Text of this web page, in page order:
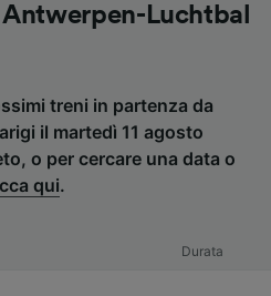
Luchtbal
treni in partenza da
il martedì 11 agosto
o per cercare una data o
qui.
Durata